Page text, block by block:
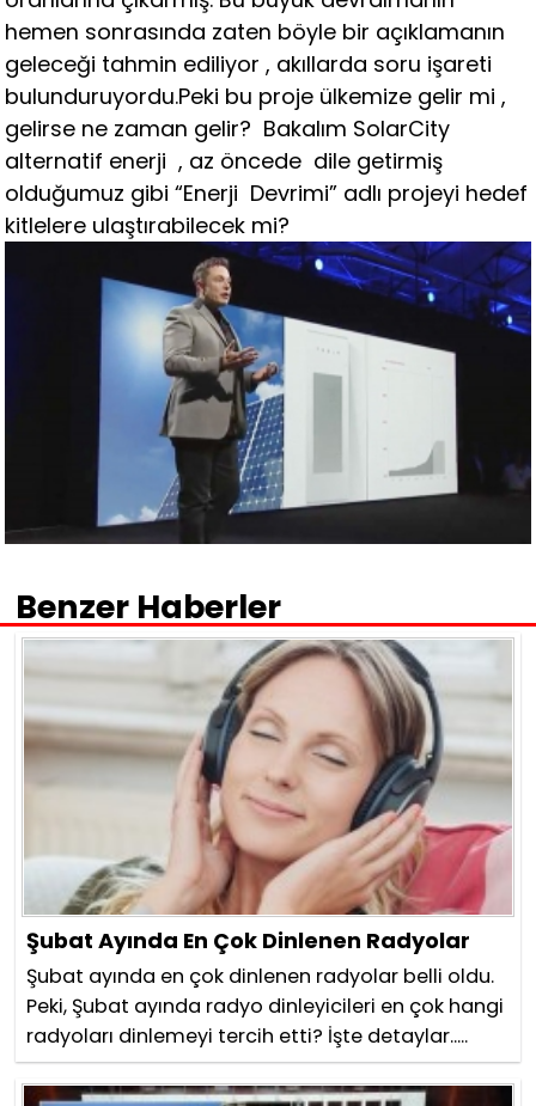
hemen sonrasında zaten böyle bir açıklamanın
geleceği tahmin ediliyor , akıllarda soru işareti
bulunduruyordu.Peki bu proje ülkemize gelir mi ,
gelirse ne zaman gelir? Bakalım SolarCity
alternatif enerji , az öncede dile getirmiş
olduğumuz gibi “Enerji Devrimi” adlı projeyi hedef
kitlelere ulaştırabilecek mi?
Benzer Haberler
Şubat Ayında En Çok Dinlenen Radyolar
Şubat ayında en çok dinlenen radyolar belli oldu.
Peki, Şubat ayında radyo dinleyicileri en çok hangi
radyoları dinlemeyi tercih etti? İşte detaylar.....